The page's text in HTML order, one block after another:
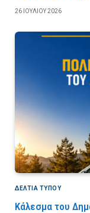
26 ΙΟΥΛΊΟΥ 2026
ΔΕΛΤΙΑ ΤΥΠΟΥ
Κάλεσμα του